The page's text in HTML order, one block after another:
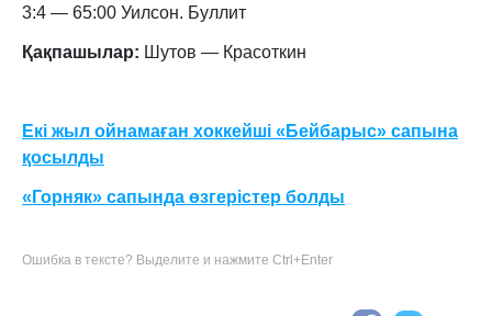
3:4 — 65:00 Уилсон. Буллит
Қақпашылар: Шутов — Красоткин
Екі жыл ойнамаған хоккейші «Бейбарыс» сапына
қосылды
«Горняк» сапында өзгерістер болды
Ошибка в тексте? Выделите и нажмите Ctrl+Enter